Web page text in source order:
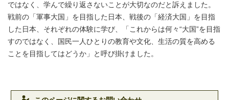
ではなく、学んで繰り返さないことが大切なのだと訴えました。
戦前の「軍事大国」を目指した日本、戦後の「経済大国」を目指
した日本、それぞれの体験に学び、「これからは何々“大国”を目指
すのではなく、国民一人ひとりの教育や文化、生活の質を高める
ことを目指してはどうか」と呼び掛けました。